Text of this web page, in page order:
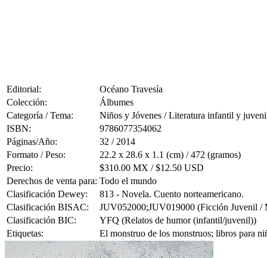
Editorial:
Océano Travesía
Colección:
Álbumes
Categoría / Tema:
Niños y Jóvenes / Literatura infantil y
ISBN:
9786077354062
Páginas/Año:
32 / 2014
Formato / Peso:
22.2 x 28.6 x 1.1 (cm) / 472 (gramos)
Precio:
$310.00 MX / $12.50 USD
Derechos de venta para: Todo el mundo
Clasificación Dewey:
813 - Novela. Cuento norteamericano.
Clasificación BISAC:
JUV052000;JUV019000 (Ficción Juvenil /
Clasificación BIC:
YFQ (Relatos de humor (infantil/juvenil))
Etiquetas:
El monstruo de los monstruos; libros para